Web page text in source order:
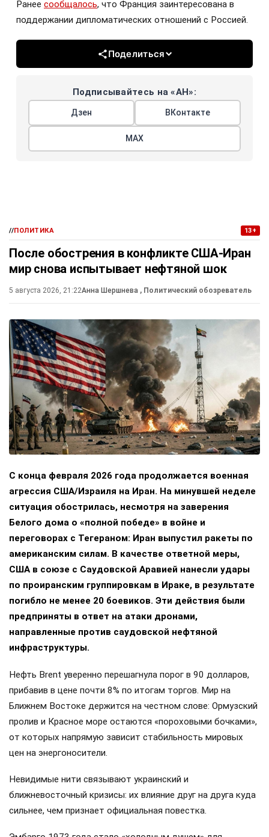
Ранее сообщалось, что Франция заинтересована в
поддержании дипломатических отношений с Россией.
Поделиться
Подписывайтесь на «АН»:
Дзен ВКонтакте
МАХ
//ПОЛИТИКА 13+
После обострения в конфликте США-Иран
мир снова испытывает нефтяной шок
5 августа 2026, 21:22Анна Шершнева , Политический обозреватель
С конца февраля 2026 года продолжается военная
агрессия США/Израиля на Иран. На минувшей неделе
ситуация обострилась, несмотря на заверения
Белого дома о «полной победе» в войне и
переговорах с Тегераном: Иран выпустил ракеты по
американским силам. В качестве ответной меры,
США в союзе с Саудовской Аравией нанесли удары
по проиранским группировкам в Ираке, в результате
погибло не менее 20 боевиков. Эти действия были
предприняты в ответ на атаки дронами,
направленные против саудовской нефтяной
инфраструктуры.
Нефть Brent уверенно перешагнула порог в 90 долларов,
прибавив в цене почти 8% по итогам торгов. Мир на
Ближнем Востоке держится на честном слове: Ормузский
пролив и Красное море остаются «пороховыми бочками»,
от которых напрямую зависит стабильность мировых
цен на энергоносители.
Невидимые нити связывают украинский и
ближневосточный кризисы: их влияние друг на друга куда
сильнее, чем признает официальная повестка.